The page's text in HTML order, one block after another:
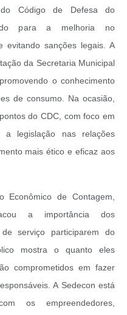
Código de Defesa do
para a melhoria no
evitando sanções legais. A
da Secretaria Municipal
o conhecimento
de consumo. Na ocasião,
do CDC, com foco em
a legislação nas relações
mais ético e eficaz aos
Econômico de Contagem,
a importância dos
serviço participarem do
mostra o quanto eles
comprometidos em fazer
A Sedecon está
os empreendedores,